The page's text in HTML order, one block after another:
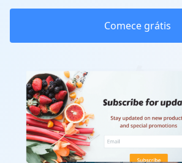
Comece grátis